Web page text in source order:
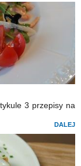
3 przepisy na
DALEJ